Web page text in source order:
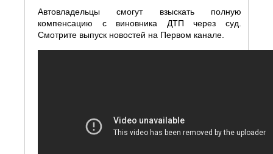
Автовладельцы смогут взыскать полную
компенсацию с виновника ДТП через суд.
Смотрите выпуск новостей на Первом канале.